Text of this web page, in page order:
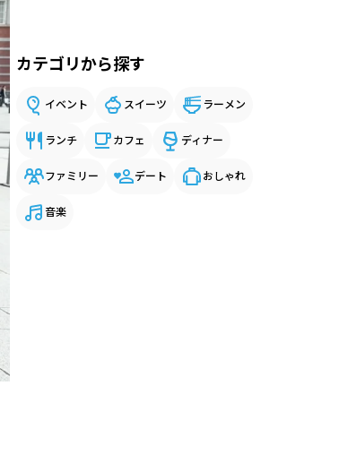
カテゴリから探す
イベント スイーツ ラーメン
ランチ カフェ ディナー
ファミリー デート おしゃれ
音楽